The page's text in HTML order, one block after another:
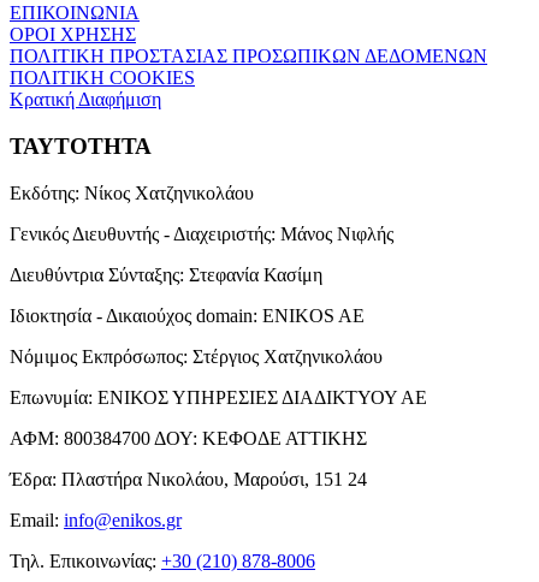
ΕΠΙΚΟΙΝΩΝΙΑ
ΟΡΟΙ ΧΡΗΣΗΣ
ΠΟΛΙΤΙΚΗ ΠΡΟΣΤΑΣΙΑΣ ΠΡΟΣΩΠΙΚΩΝ ΔΕΔΟΜΕΝΩΝ
ΠΟΛΙΤΙΚΗ COOKIES
Κρατική Διαφήμιση
ΤΑΥΤΟΤΗΤΑ
Εκδότης: Νίκος Χατζηνικολάου
Γενικός Διευθυντής - Διαχειριστής: Μάνος Νιφλής
Διευθύντρια Σύνταξης: Στεφανία Κασίμη
Ιδιοκτησία - Δικαιούχος domain: ENIKOS AE
Νόμιμος Εκπρόσωπος: Στέργιος Χατζηνικολάου
Επωνυμία: ΕΝΙΚΟΣ ΥΠΗΡΕΣΙΕΣ ΔΙΑΔΙΚΤΥΟΥ ΑΕ
ΑΦΜ: 800384700 ΔΟΥ: ΚΕΦΟΔΕ ΑΤΤΙΚΗΣ
Έδρα: Πλαστήρα Νικολάου, Μαρούσι, 151 24
Email: info@enikos.gr
Τηλ. Επικοινωνίας: +30 (210) 878-8006